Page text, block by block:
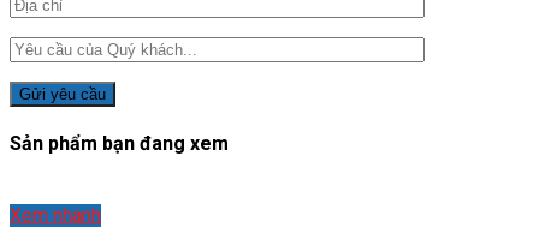
Sản phẩm bạn đang xem
Xem nhanh